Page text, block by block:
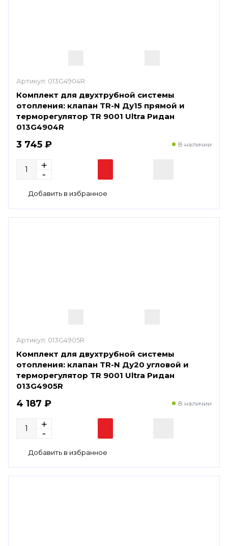
Артикул: 013G4904R
Комплект для двухтрубной системы
отопления: клапан TR-N Ду15 прямой и
терморегулятор TR 9001 Ultra Ридан
013G4904R
3 745 ₽ В наличии
Артикул: 013G4905R
Комплект для двухтрубной системы
отопления: клапан TR-N Ду20 угловой и
терморегулятор TR 9001 Ultra Ридан
013G4905R
4 187 ₽ В наличии